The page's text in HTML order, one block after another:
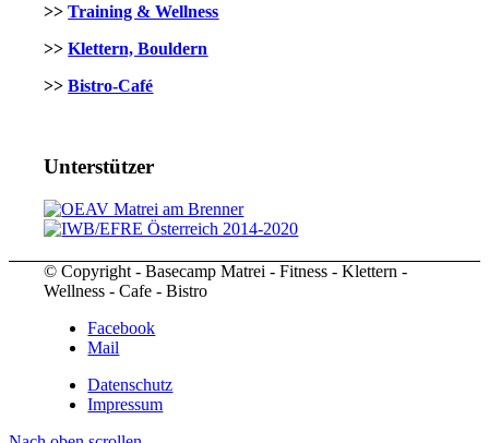
>>Training & Wellness
>>Klettern, Bouldern
>>Bistro-Café
Unterstützer
© Copyright - Basecamp Matrei - Fitness - Klettern -
Wellness - Cafe - Bistro
Facebook
Mail
Datenschutz
Impressum